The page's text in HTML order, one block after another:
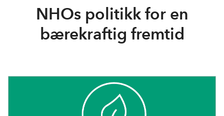
NHOs politikk for en
bærekraftig fremtid